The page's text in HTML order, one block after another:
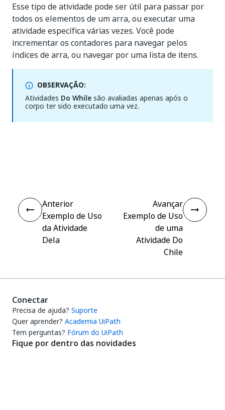
Esse tipo de atividade pode ser útil para passar por
todos os elementos de um arra, ou executar uma
atividade específica várias vezes. Você pode
incrementar os contadores para navegar pelos
índices de arra, ou navegar por uma lista de itens.
OBSERVAÇÃO:
Atividades Do Whilesão avaliadas apenas após o
corpo ter sido executado uma vez.
Anterior
Exemplo de Uso
da Atividade
Dela
Avançar
Exemplo de Uso
de uma
Atividade Do
Chile
Conectar
Precisa de ajuda? Suporte
Quer aprender? Academia UiPath
Tem perguntas? Fórum do UiPath
Fique por dentro das novidades